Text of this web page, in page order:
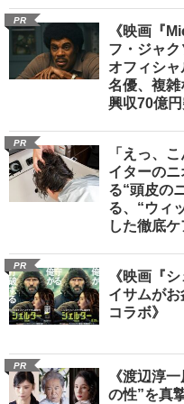
PR
《映画『
フ・ジャ
オフィシ
名優、複
興収70億円
PR
「えっ、
イターの
る“頭皮の
る、“ウィ
した徹底
PR
《映画『
イサムがお
コラボ》
PR
《渡辺淳
の性”を真